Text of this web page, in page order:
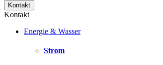
Kontakt
Kontakt
Energie & Wasser
Strom